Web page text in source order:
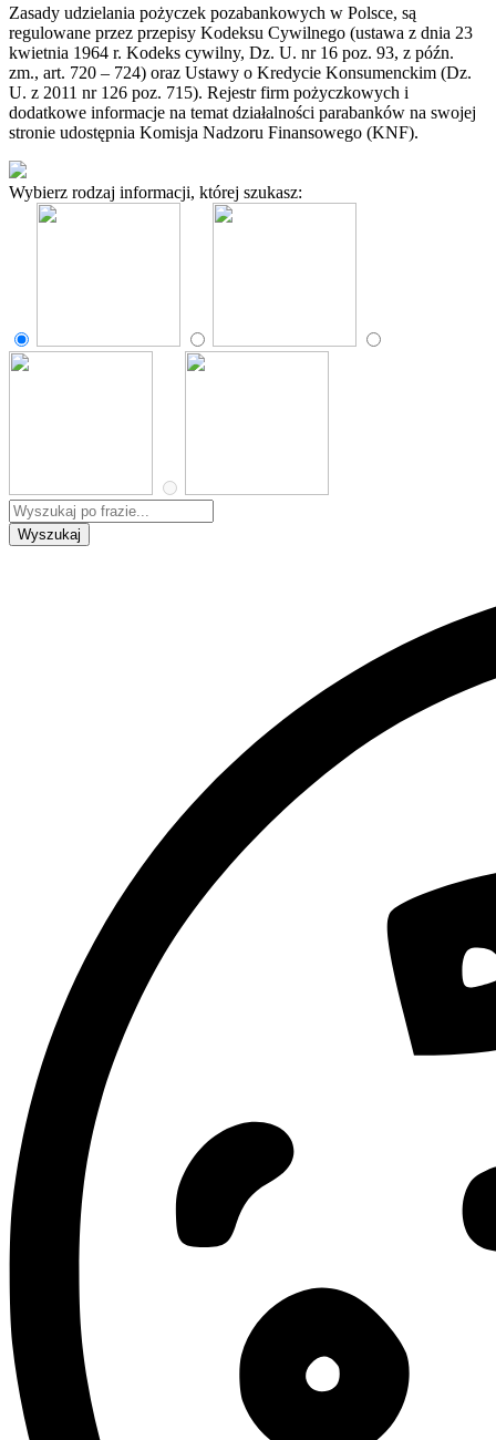
Zasady udzielania pożyczek pozabankowych w Polsce, są
regulowane przez przepisy Kodeksu Cywilnego (ustawa z dnia 23
kwietnia 1964 r. Kodeks cywilny, Dz. U. nr 16 poz. 93, z późn.
zm., art. 720 – 724) oraz Ustawy o Kredycie Konsumenckim (Dz.
U. z 2011 nr 126 poz. 715). Rejestr firm pożyczkowych i
dodatkowe informacje na temat działalności parabanków na swojej
stronie udostępnia Komisja Nadzoru Finansowego (KNF).
Wybierz rodzaj informacji, której szukasz: